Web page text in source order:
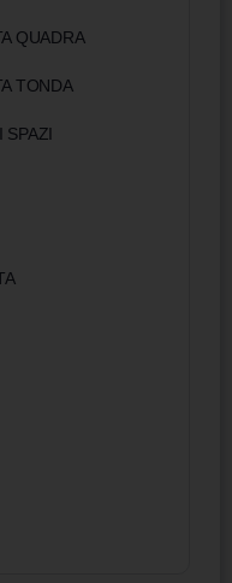
QUADRA
TONDA
SPAZI